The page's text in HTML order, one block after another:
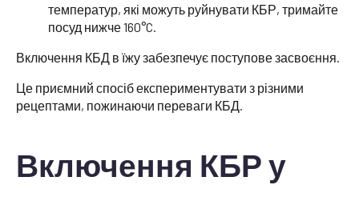
температур, які можуть руйнувати КБР, тримайте
посуд нижче 160°C.
Включення КБД в їжу забезпечує поступове засвоєння.
Це приємний спосіб експериментувати з різними
рецептами, пожинаючи переваги КБД.
Включення КБР у